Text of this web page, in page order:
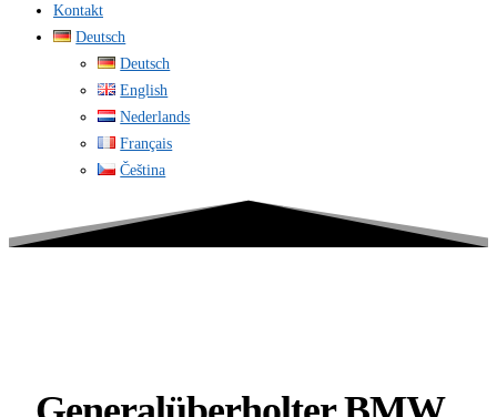
Kontakt
Deutsch
Deutsch
English
Nederlands
Français
Čeština